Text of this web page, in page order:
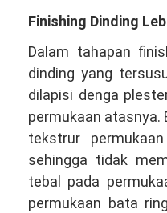
Finishing Dinding
Dalam tahapan
dinding yang
dilapisi denga
permukaan atasnya.
tekstrur
sehingga tidak
tebal pada
permukaan bata